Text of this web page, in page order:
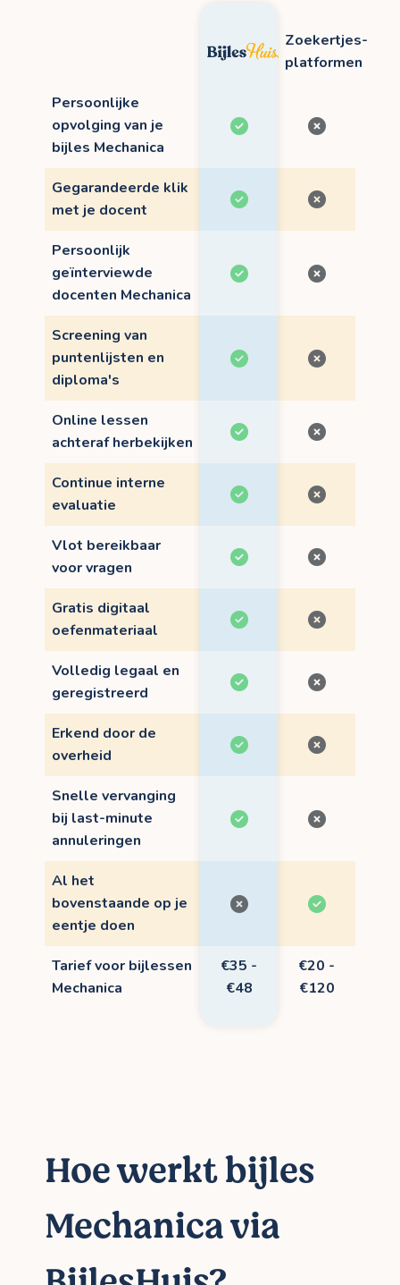
Zoekertjes-
platformen
Persoonlijke
opvolging van je
bijles Mechanica
Gegarandeerde klik
met je docent
Persoonlijk
geïnterviewde
docenten Mechanica
Screening van
puntenlijsten en
diploma's
Online lessen
achteraf herbekijken
Continue interne
evaluatie
Vlot bereikbaar
voor vragen
Gratis digitaal
oefenmateriaal
Volledig legaal en
geregistreerd
Erkend door de
overheid
Snelle vervanging
bij last-minute
annuleringen
Al het
bovenstaande op je
eentje doen
Tarief voor bijlessen
Mechanica
€35 -
€48
€20 -
€120
Hoe werkt bijles
Mechanica via